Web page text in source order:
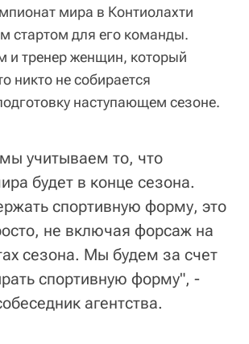
мира в Контиолахти
стартом для его команды.
и тренер женщин, который
никто не собирается
наступающем сезоне.
учитываем то, что
будет в конце сезона.
спортивную форму, это
не включая форсаж на
сезона. Мы будем за счет
спортивную форму", -
агентства.